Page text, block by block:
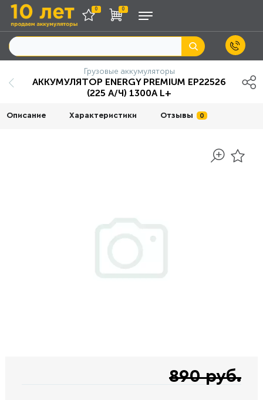
0 0
Грузовые аккумуляторы
АККУМУЛЯТОР ENERGY PREMIUM EP22526
(225 А/Ч) 1300A L+
Описание Характеристики Отзывы 0
890 руб.